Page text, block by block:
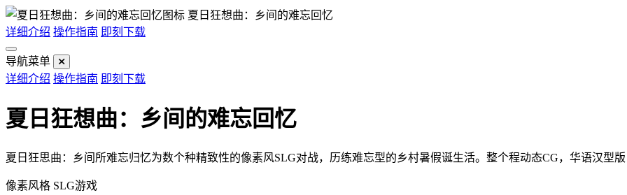
夏日狂想曲：乡间的难忘回忆
详细介绍 操作指南 即刻下载
导航菜单
详细介绍 操作指南 即刻下载
夏日狂想曲：乡间的难忘回忆
夏日狂思曲：乡间所难忘归忆为数个种精致性的像素风SLG对战，历练难忘型的乡村暑假诞生活。整个程动态CG，华语汉型版
像素风格 SLG游戏